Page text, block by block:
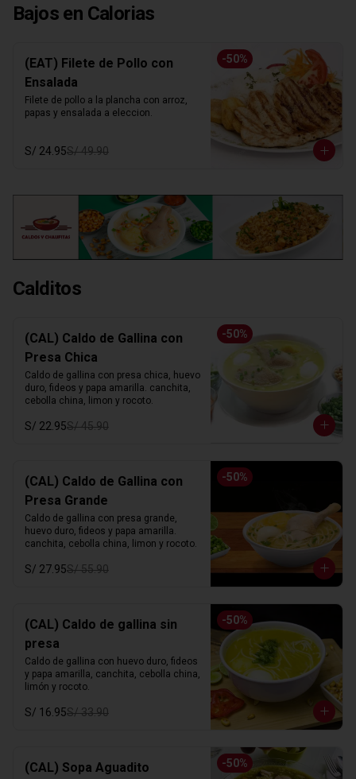
Bajos en Calorias
-50%
(EAT) Filete de Pollo con
Ensalada
Filete de pollo a la plancha con arroz,
papas y ensalada a eleccion.
S/ 24.95S/ 49.90
Calditos
-50%
(CAL) Caldo de Gallina con
Presa Chica
Caldo de gallina con presa chica, huevo
duro, fideos y papa amarilla. canchita,
cebolla china, limon y rocoto.
S/ 22.95S/ 45.90
-50%
(CAL) Caldo de Gallina con
Presa Grande
Caldo de gallina con presa grande,
huevo duro, fideos y papa amarilla.
canchita, cebolla china, limon y rocoto.
S/ 27.95S/ 55.90
-50%
(CAL) Caldo de gallina sin
presa
Caldo de gallina con huevo duro, fideos
y papa amarilla, canchita, cebolla china,
limón y rocoto.
S/ 16.95S/ 33.90
-50%
(CAL) Sopa Aguadito